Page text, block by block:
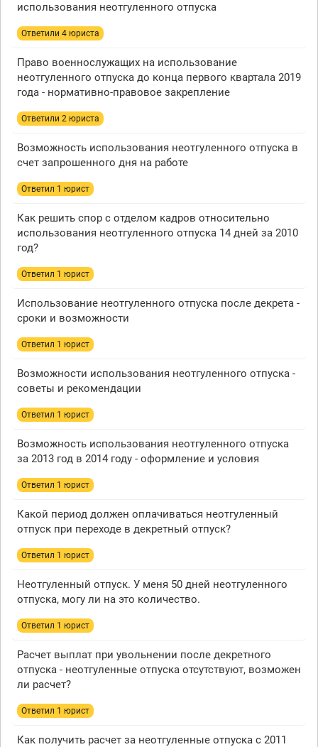
использования неотгуленного отпуска
Ответили 4 юристa
Право военнослужащих на использование
неотгуленного отпуска до конца первого квартала 2019
года - нормативно-правовое закрепление
Ответили 2 юристa
Возможность использования неотгуленного отпуска в
счет запрошенного дня на работе
Ответил 1 юрист
Как решить спор с отделом кадров относительно
использования неотгуленного отпуска 14 дней за 2010
год?
Ответил 1 юрист
Использование неотгуленного отпуска после декрета -
сроки и возможности
Ответил 1 юрист
Возможности использования неотгуленного отпуска -
советы и рекомендации
Ответил 1 юрист
Возможность использования неотгуленного отпуска
за 2013 год в 2014 году - оформление и условия
Ответил 1 юрист
Какой период должен оплачиваться неотгуленный
отпуск при переходе в декретный отпуск?
Ответил 1 юрист
Неотгуленный отпуск. У меня 50 дней неотгуленного
отпуска, могу ли на это количество.
Ответил 1 юрист
Расчет выплат при увольнении после декретного
отпуска - неотгуленные отпуска отсутствуют, возможен
ли расчет?
Ответил 1 юрист
Как получить расчет за неотгуленные отпуска с 2011